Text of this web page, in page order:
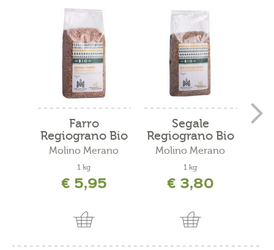
Farro
Regiograno Bio
Molino Merano
1 kg
€ 5,95
Segale
Regiograno Bio
Molino Merano
1 kg
€ 3,80